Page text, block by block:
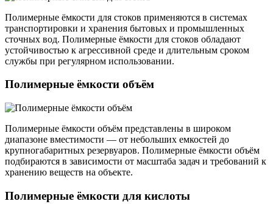
Полимерные ёмкости для стоков применяются в системах
транспортировки и хранения бытовых и промышленных
сточных вод. Полимерные ёмкости для стоков обладают
устойчивостью к агрессивной среде и длительным сроком
службы при регулярном использовании.
Полимерные ёмкости объём
Полимерные ёмкости объём представлены в широком
диапазоне вместимости — от небольших емкостей до
крупногабаритных резервуаров. Полимерные ёмкости объём
подбираются в зависимости от масштаба задач и требований к
хранению веществ на объекте.
Полимерные ёмкости для кислоты